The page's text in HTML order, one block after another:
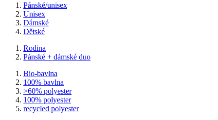
Pánské/unisex
Unisex
Dámské
Dětské
Rodina
Pánské + dámské duo
Bio-bavlna
100% bavlna
>60% polyester
100% polyester
recycled polyester